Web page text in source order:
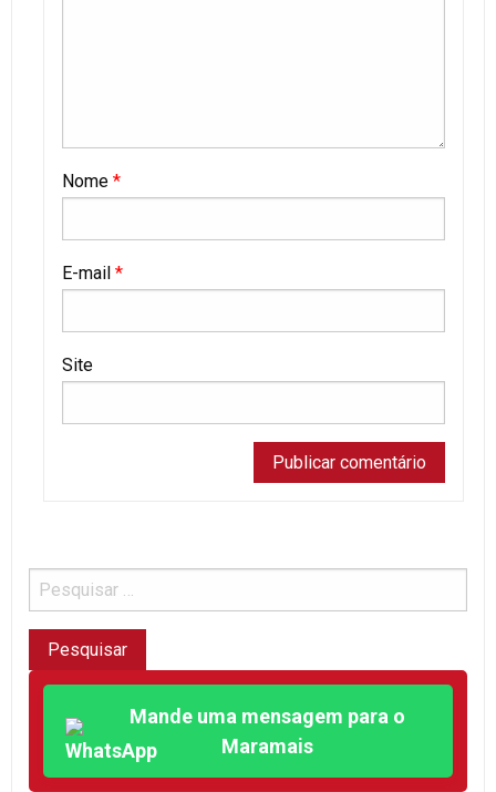
Nome *
E-mail *
Site
Mande uma mensagem para o
Maramais